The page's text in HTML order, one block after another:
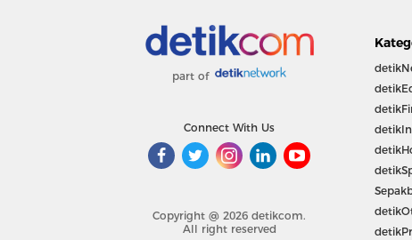
part of
Connect With Us
Copyright @ 2026 detikcom.
All right reserved